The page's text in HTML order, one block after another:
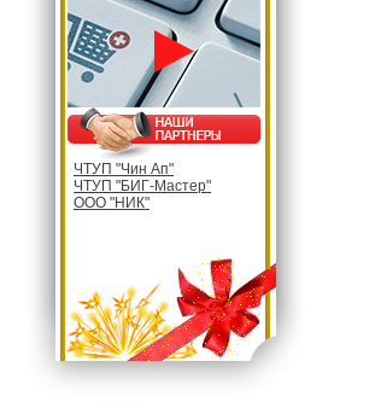
ЧТУП "Чин Ап"
ЧТУП "БИГ-Мастер"
ООО "НИК"